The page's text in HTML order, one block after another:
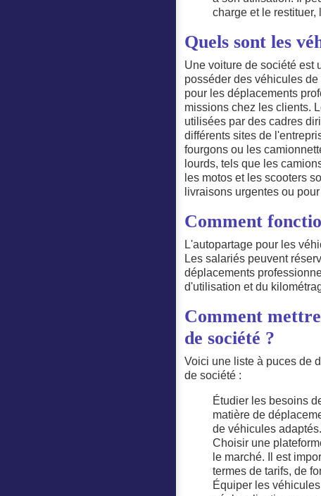
charge et le restituer,
Quels sont les
Une voiture de société est
posséder des véhicules
pour les déplacements
missions chez les clients.
utilisées par des cadres
différents sites de
fourgons ou les
lourds, tels que les
les motos et les scooters
livraisons urgentes ou
Comment
L'autopartage pour les
Les salariés peuvent
déplacements
d'utilisation et du
Comment
de société ?
Voici une liste à puces de
de société :
Étudier les besoins
matière de
de véhicules adaptés.
Choisir une
le marché. Il est
termes de tarifs, de
Équiper les